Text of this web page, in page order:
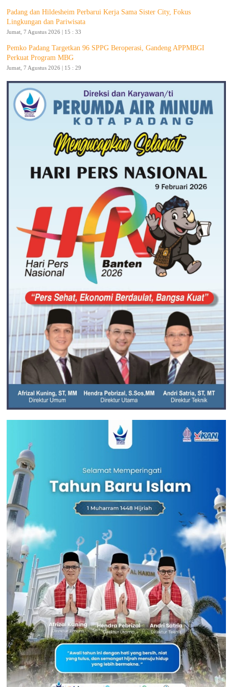
Padang dan Hildesheim Perbarui Kerja Sama Sister City, Fokus
Lingkungan dan Pariwisata
Jumat, 7 Agustus 2026 | 15 : 33
Pemko Padang Targetkan 96 SPPG Beroperasi, Gandeng APPMBGI
Perkuat Program MBG
Jumat, 7 Agustus 2026 | 15 : 29